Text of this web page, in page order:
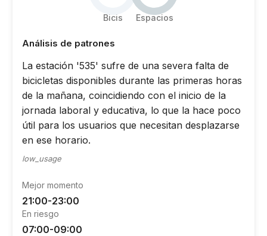
Bicis Espacios
Análisis de patrones
La estación '535' sufre de una severa falta de
bicicletas disponibles durante las primeras horas
de la mañana, coincidiendo con el inicio de la
jornada laboral y educativa, lo que la hace poco
útil para los usuarios que necesitan desplazarse
en ese horario.
low_usage
Mejor momento
21:00-23:00
En riesgo
07:00-09:00